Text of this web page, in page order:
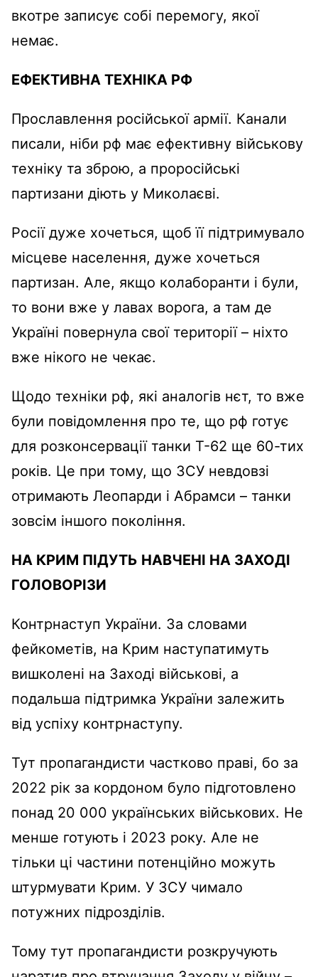
вкотре записує собі перемогу, якої
немає.
ЕФЕКТИВНА ТЕХНІКА РФ
Прославлення російської армії. Канали
писали, ніби рф має ефективну військову
техніку та зброю, а проросійські
партизани діють у Миколаєві.
Росії дуже хочеться, щоб її підтримувало
місцеве населення, дуже хочеться
партизан. Але, якщо колаборанти і були,
то вони вже у лавах ворога, а там де
Україні повернула свої території – ніхто
вже нікого не чекає.
Щодо техніки рф, які аналогів нєт, то вже
були повідомлення про те, що рф готує
для розконсервації танки Т-62 ще 60-тих
років. Це при тому, що ЗСУ невдовзі
отримають Леопарди і Абрамси – танки
зовсім іншого покоління.
НА КРИМ ПІДУТЬ НАВЧЕНІ НА ЗАХОДІ
ГОЛОВОРІЗИ
Контрнаступ України. За словами
фейкометів, на Крим наступатимуть
вишколені на Заході військові, а
подальша підтримка України залежить
від успіху контрнаступу.
Тут пропагандисти частково праві, бо за
2022 рік за кордоном було підготовлено
понад 20 000 українських військових. Не
менше готують і 2023 року. Але не
тільки ці частини потенційно можуть
штурмувати Крим. У ЗСУ чимало
потужних підрозділів.
Тому тут пропагандисти розкручують